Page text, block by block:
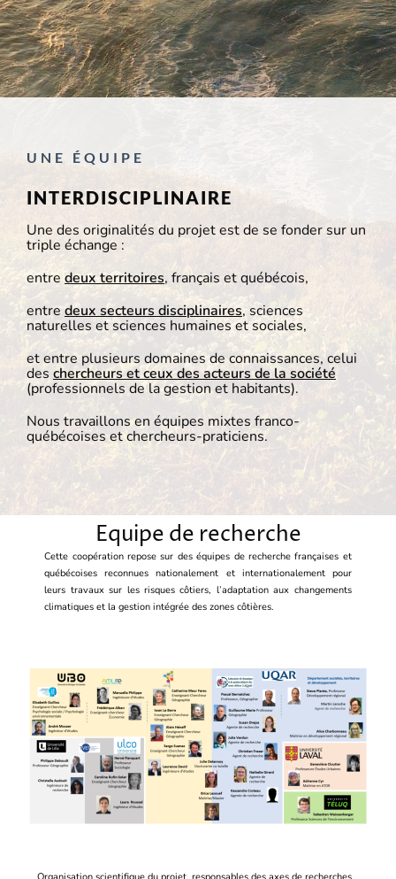
UNE ÉQUIPE
INTERDISCIPLINAIRE
Une des originalités du projet est de se fonder sur un
triple échange :
entre deux territoires, français et québécois,
entre deux secteurs disciplinaires, sciences
naturelles et sciences humaines et sociales,
et entre plusieurs domaines de connaissances, celui
des chercheurs et ceux des acteurs de la société
(professionnels de la gestion et habitants).
Nous travaillons en équipes mixtes franco-
québécoises et chercheurs-praticiens.
Equipe de recherche
Cette coopération repose sur des équipes de recherche françaises et
québécoises reconnues nationalement et internationalement pour
leurs travaux sur les risques côtiers, l’adaptation aux changements
climatiques et la gestion intégrée des zones côtières.